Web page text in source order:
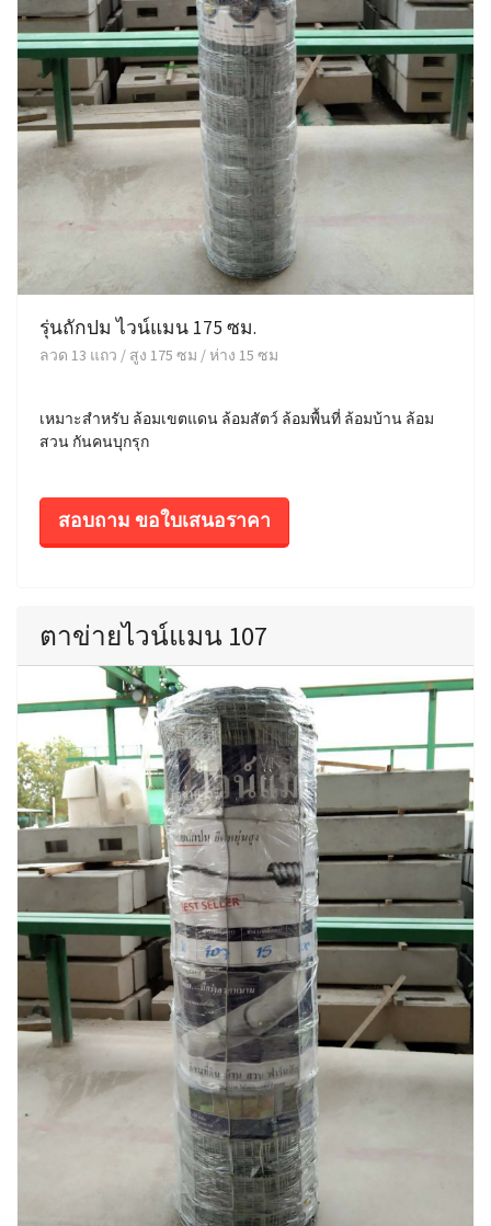
รุ่นถักปม ไวน์แมน 175 ซม.
ลวด 13 แถว / สูง 175 ซม / ห่าง 15 ซม
เหมาะสำหรับ ล้อมเขตแดน ล้อมสัตว์ ล้อมพื้นที่ ล้อมบ้าน ล้อม
สวน กันคนบุกรุก
สอบถาม ขอใบเสนอราคา
ตาข่ายไวน์แมน 107